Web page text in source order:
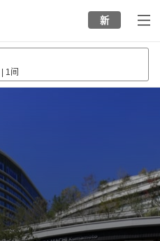
新
1间